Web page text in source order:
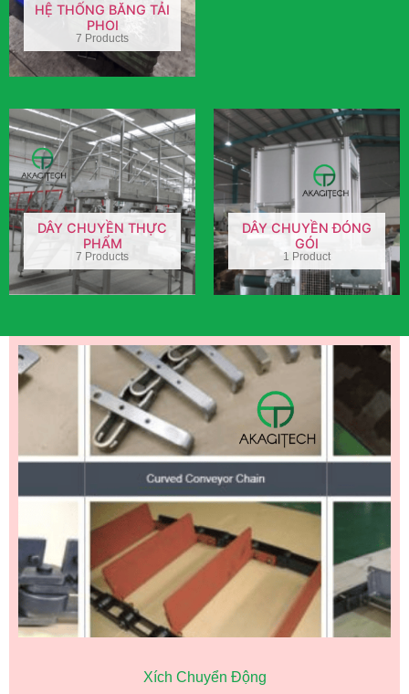
HỆ THỐNG BĂNG TẢI
PHOI
7 Products
DÂY CHUYỀN THỰC
PHẨM
7 Products
DÂY CHUYỀN ĐÓNG
GÓI
1 Product
Xích Chuyển Động